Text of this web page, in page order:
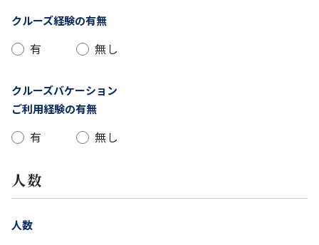
クルーズ経験の有無
有 無し
クルーズバケーション
ご利用経験の有無
有 無し
人数
人数